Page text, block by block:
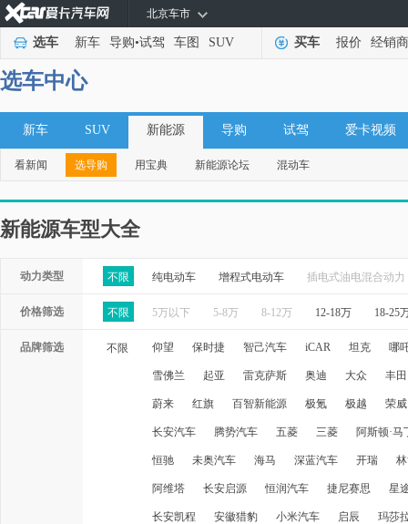
北京车市
选车 新车 导购•试驾 车图 SUV 买车 报价 经销商
选车中心
新车 SUV 新能源 导购 试驾 爱卡视频
看新闻 选导购 用宝典 新能源论坛 混动车
新能源车型大全
动力类型 不限 纯电动车 增程式电动车 插电式油电混合动力
价格筛选 不限 5万以下 5-8万 8-12万 12-18万 18-25
品牌筛选 不限 仰望 保时捷 智己汽车 iCAR 坦克 哪
雪佛兰 起亚 雷克萨斯 奥迪 大众 丰田
蔚来 红旗 百智新能源 极氪 极越 荣威
长安汽车 腾势汽车 五菱 三菱 阿斯顿·马
恒驰 未奥汽车 海马 深蓝汽车 开瑞
阿维塔 长安启源 恒润汽车 捷尼赛思 星
长安凯程 安徽猎豹 小米汽车 启辰 玛莎